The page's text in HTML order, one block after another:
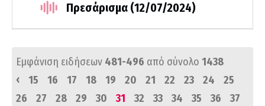
Πρεσάρισμα (12/07/2024)
Εμφάνιση ειδήσεων 481-496 από σύνολο 1438
‹
15 16 17 18 19 20 21 22 23 24
25
26
27 28 29 30 31 32 33 34 35 36
37